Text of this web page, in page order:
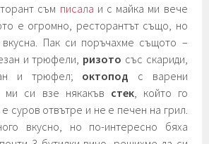
съм писала и с майка ми вече
е огромно, ресторантът също, но
Пак си поръчахме същото –
и трюфели, ризото със скариди,
и трюфел; октопод с варени
си взе някакъв стек, който го
суров отвътре и не е печен на грил.
вкусно, но по-интересно бяха